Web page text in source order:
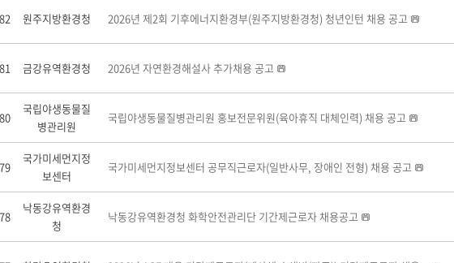
원주지방환경청 2026년 제2회 기후에너지환경부(원주지방환경청) 청년인턴 채용 공고
금강유역환경청 2026년 자연환경해설사 추가채용 공고
국립야생동물질
병관리원
국립야생동물질병관리원 홍보전문위원(육아휴직 대체인력) 채용 공고
국가미세먼지정
보센터
국가미세먼지정보센터 공무직근로자(일반사무, 장애인 전형) 채용 공고
낙동강유역환경
청
낙동강유역환경청 화학안전관리단 기간제근로자 채용공고